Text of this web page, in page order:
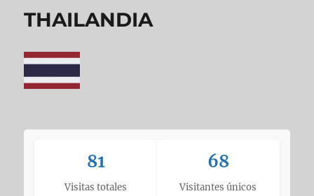
THAILANDIA
81
Visitas totales
68
Visitantes únicos